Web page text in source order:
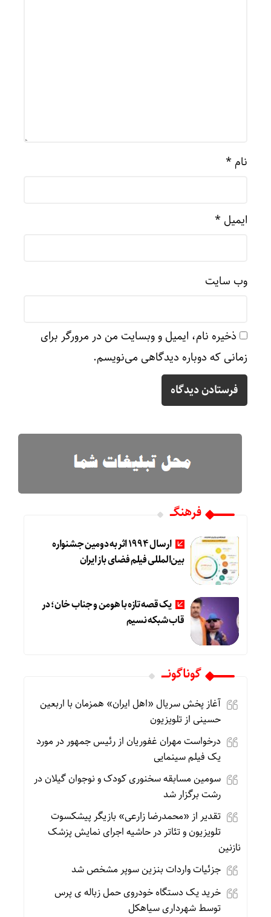
نام *
ایمیل *
وب‌ سایت
ذخیره نام، ایمیل و وبسایت من در مرورگر برای
زمانی که دوباره دیدگاهی می‌نویسم.
فرهنگـــ
ارسال ۱۹۹۴ اثر به دومین جشنواره
بین‌المللی فیلم فضای باز ایران
یک قصه تازه با هومن و جناب‌ خان؛ در
قاب شبکه نسیم
گوناگونـــــ
آغاز پخش سریال «اهل ایران» همزمان با اربعین
حسینی از تلویزیون
درخواست مهران غفوریان از رئیس جمهور در مورد
یک فیلم سینمایی
سومین مسابقه سخنوری کودک و نوجوان گیلان در
رشت برگزار شد
تقدیر از «محمدرضا زارعی» بازیگر پیشکسوت
تلویزیون و تئاتر در حاشیه اجرای نمایش پزشک
نازنین
جزئیات واردات بنزین سوپر مشخص شد
خرید یک دستگاه خودروی حمل زباله ی پرس
توسط شهرداری سیاهکل